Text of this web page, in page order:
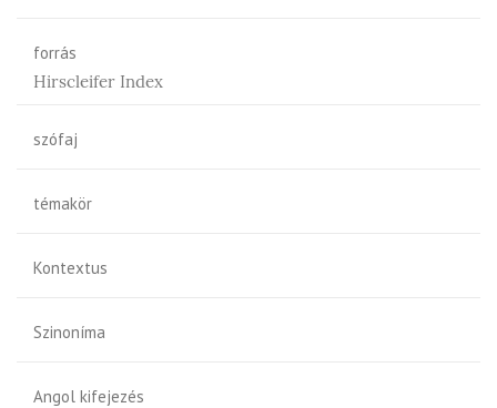
forrás
Hirscleifer Index
szófaj
témakör
Kontextus
Szinoníma
Angol kifejezés